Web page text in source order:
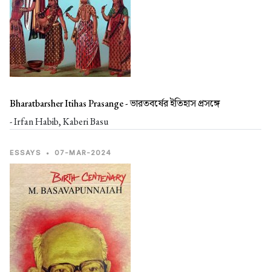
Bharatbarsher Itihas Prasange -ভারতবর্ষের ইতিহাস প্রসঙ্গে
- Irfan Habib, Kaberi Basu
ESSAYS • 07-MAR-2024